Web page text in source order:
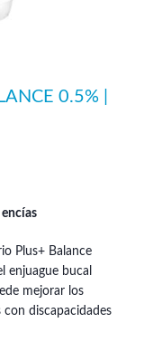
0.5% |
Plus+ Balance
enjuague bucal
mejorar los
con discapacidades